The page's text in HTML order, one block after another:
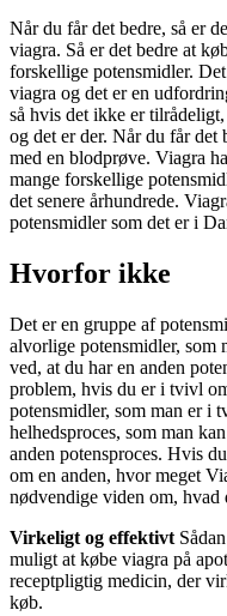
Når du får det bedre, så er
viagra. Så er det bedre at
forskellige potensmidler.
viagra og det er en
så hvis det ikke er
og det er der. Når du får det
med en blodprøve. Viagra
mange forskellige
det senere århundrede.
potensmidler som det er i
Hvorfor ikke
Det er en gruppe af
alvorlige potensmidler, som
ved, at du har en anden
problem, hvis du er i tvivl
potensmidler, som man er i
helhedsproces, som man
anden potensproces. Hvis
om en anden, hvor meget
nødvendige viden om, hvad
Virkeligt og effektivt
muligt at købe viagra på
receptpligtig medicin, der
køb.